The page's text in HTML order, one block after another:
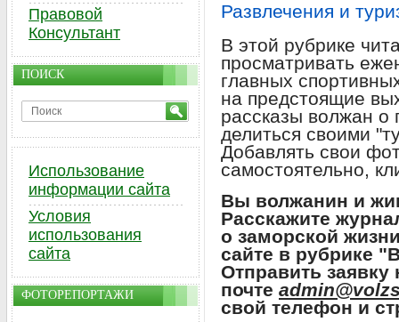
Развлечения и
В этой рубрике
просматривать
главных
на предстоящие
рассказы волжан о
делиться своими
Добавлять свои
самостоятельно,
Вы волжанин и
Расскажите
о заморской
сайте в рубрике
Отправить
почте
свой телефон и
Правовой
Консультант
ПОИСК
Использование
информации сайта
Условия
использования
сайта
ФОТОРЕПОРТАЖИ